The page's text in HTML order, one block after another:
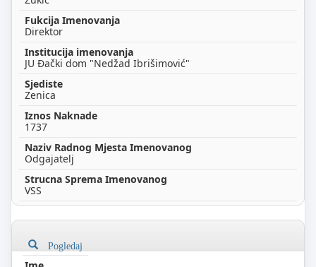
Direktor
JU Đački dom "Nedžad Ibrišimović"
Zenica
1737
Odgajatelj
VSS
Pogledaj